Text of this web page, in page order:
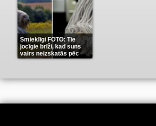
Smieklīgi FOTO: Tie
jocīgie brīži, kad suns
vairs neizskatās pēc
suņa(11)